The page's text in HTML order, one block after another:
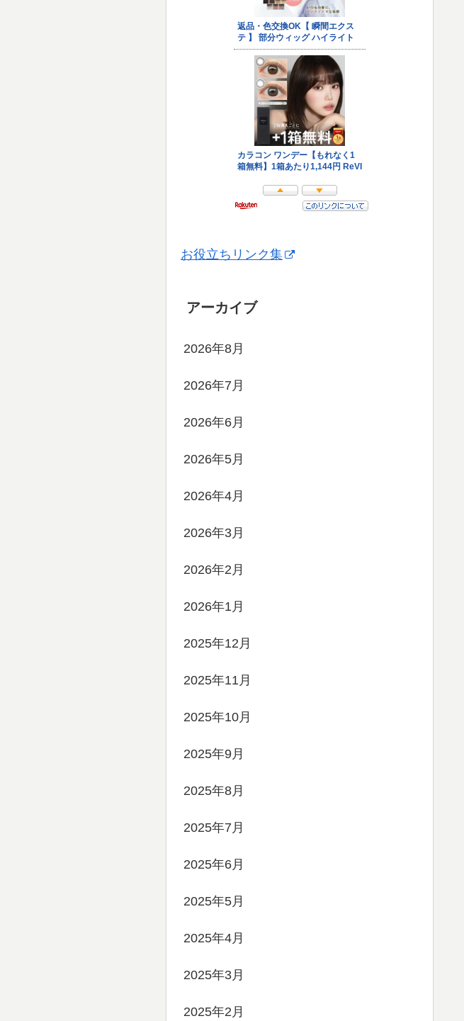
お役立ちリンク集
アーカイブ
2026年8月
2026年7月
2026年6月
2026年5月
2026年4月
2026年3月
2026年2月
2026年1月
2025年12月
2025年11月
2025年10月
2025年9月
2025年8月
2025年7月
2025年6月
2025年5月
2025年4月
2025年3月
2025年2月